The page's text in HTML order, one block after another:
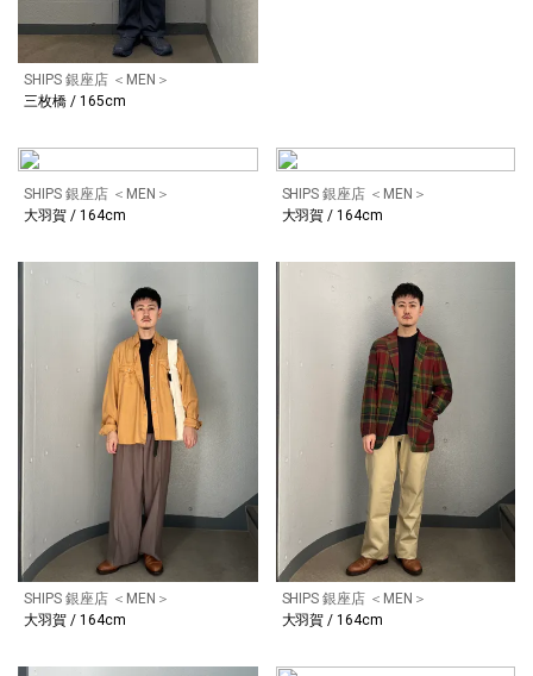
SHIPS 銀座店 ＜MEN＞
三枚橋 / 165cm
SHIPS 銀座店 ＜MEN＞
大羽賀 / 164cm
SHIPS 銀座店 ＜MEN＞
大羽賀 / 164cm
SHIPS 銀座店 ＜MEN＞
大羽賀 / 164cm
SHIPS 銀座店 ＜MEN＞
大羽賀 / 164cm